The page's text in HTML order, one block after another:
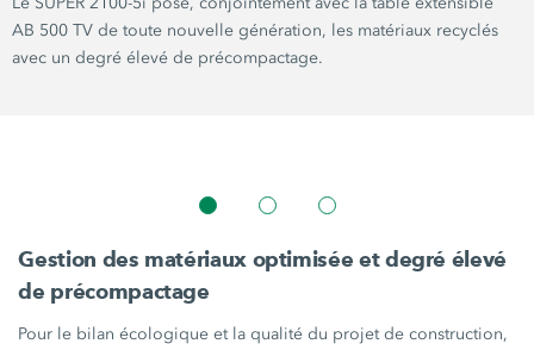
AB 500 TV de toute nouvelle génération, les matériaux recyclés
avec un degré élevé de précompactage.
Gestion des matériaux optimisée et degré élevé
de précompactage
Pour le bilan écologique et la qualité du projet de construction,